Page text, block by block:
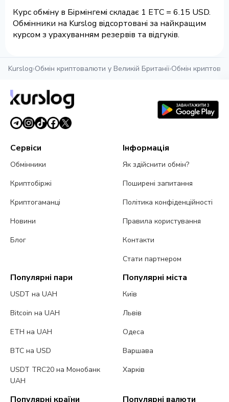
Курс обміну в Бірмінгемі складає 1 ETC = 6.15 USD.
Обмінники на Kurslog відсортовані за найкращим
курсом з урахуванням резервів та відгуків.
Kurslog›Обмін криптовалюти у Великій Британії›Обмін
Сервіси
Обмінники
Криптобіржі
Криптогаманці
Новини
Блог
Інформація
Як здійснити обмін?
Поширені запитання
Політика конфіденційності
Правила користування
Контакти
Стати партнером
Популярні пари
USDT на UAH
Bitcoin на UAH
ETH на UAH
BTC на USD
USDT TRC20 на Монобанк
UAH
Популярні міста
Київ
Львів
Одеса
Варшава
Харків
Популярні країни Популярні валюти